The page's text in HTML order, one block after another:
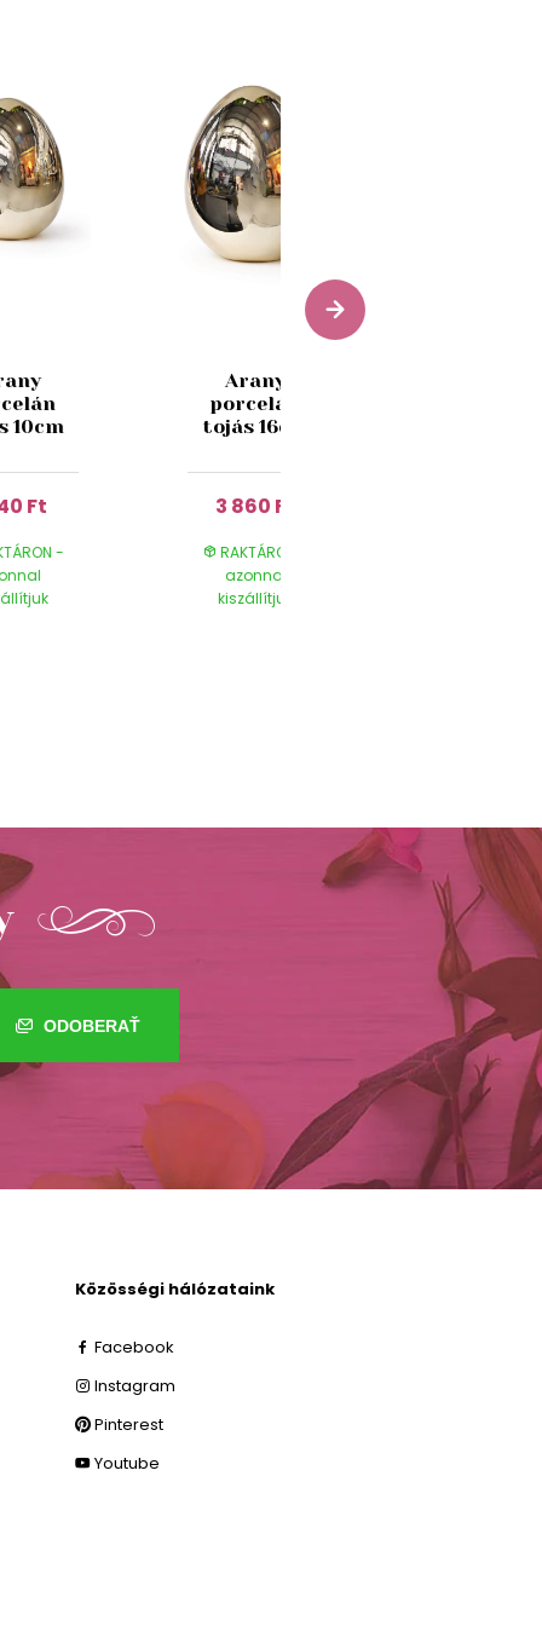
10cm
Ft
-
Arany
porcelán
tojás 16cm
3 860 Ft
RAKTÁRON -
azonnal
kiszállítjuk
ODOBERAŤ
Közösségi hálózataink
Facebook
Instagram
Pinterest
Youtube